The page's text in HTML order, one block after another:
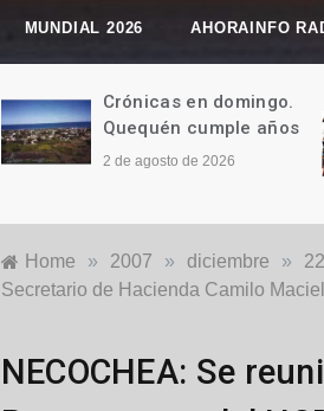
MUNDIAL 2026 AHORAINFO
Crónicas en domingo.
¡Y ES TAN, PERO TAN
FÁCIL!
Home » 2007 » diciembre » 22
Secretario de Hacienda Camilo
Locales
NECOCHEA: Se